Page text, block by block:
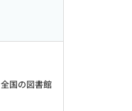
全国の図書館